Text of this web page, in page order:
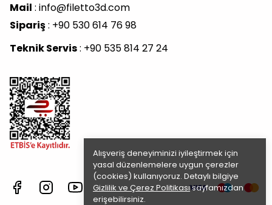
Alışveriş deneyiminizi iyileştirmek için
yasal düzenlemelere uygun çerezler
(cookies) kullanıyoruz. Detaylı bilgiye
Gizlilik ve Çerez Politikasısayfamızdan
erişebilirsiniz.
Mail : info@filetto3d.com
Sipariş: +90 530 614 76 98
Teknik Servis: +90 535 814 27 24